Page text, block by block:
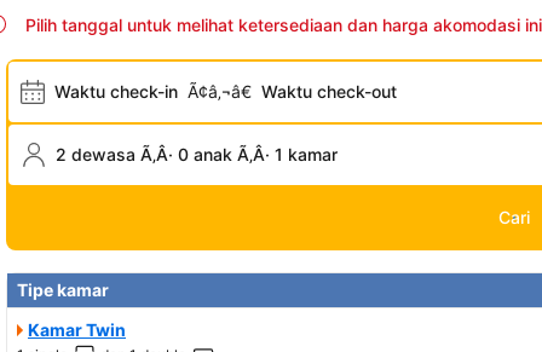
Pilih tanggal untuk melihat ketersediaan dan harga akomodasi ini
Waktu check-in Ã¢â‚¬â€ Waktu check-out
2 dewasa Ã‚Â· 0 anak Ã‚Â· 1 kamar
Cari
Tipe kamar
Kamar Twin